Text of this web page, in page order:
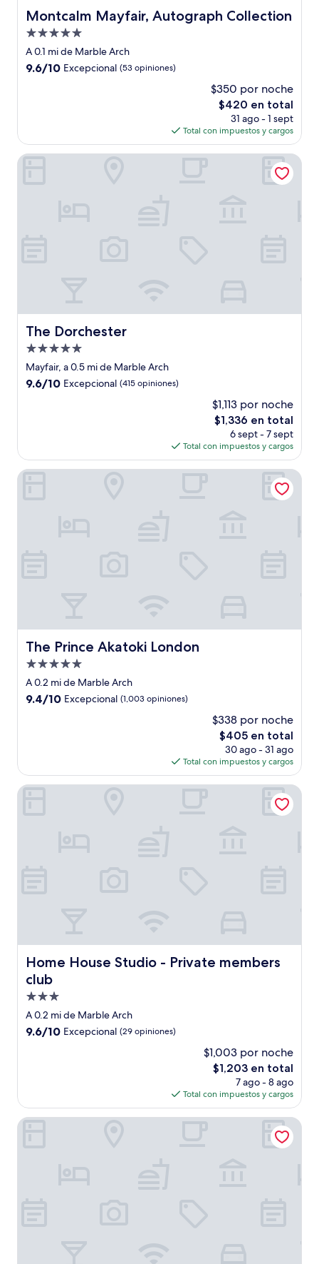
Montcalm Mayfair, Autograph Collection
Montcalm Mayfair, Autograph Collection
Propiedad
de
5.0
A 0.1 mi de Marble Arch
9.6
9.6/10 Excepcional (53 opiniones)
$350 por noche
El
precio
actual
es
de
$420 en total
31 ago - 1 sept
Total con impuestos y cargos
The Dorchester
The Dorchester
Propiedad
de
5.0
Mayfair, a 0.5 mi de Marble Arch
9.6
9.6/10 Excepcional (415 opiniones)
$1,113 por noche
El
precio
actual
es
de
$1,336 en total
6 sept - 7 sept
Total con impuestos y cargos
The Dorchester
The Prince Akatoki London
The Prince Akatoki London
Propiedad
de
5.0
A 0.2 mi de Marble Arch
9.4
9.4/10 Excepcional (1,003 opiniones)
$338 por noche
El
precio
actual
es
de
$405 en total
30 ago - 31 ago
Total con impuestos y cargos
The Prince Akatoki London
Home House Studio - Private members
club
Home House Studio - Private members club
Propiedad
de
3.0
A 0.2 mi de Marble Arch
9.6
9.6/10 Excepcional (29 opiniones)
$1,003 por noche
El
precio
actual
es
de
$1,203 en total
7 ago - 8 ago
Total con impuestos y cargos
Home House Studio - Private members club
The BoTree London, Curio Collection by Hilton